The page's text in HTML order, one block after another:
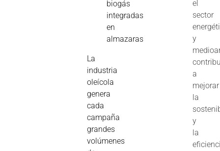
biogás
integradas
en
almazaras
La
industria
oleícola
genera
cada
campaña
grandes
volúmenes
el
sector
y
a
mejorar
la
y
la